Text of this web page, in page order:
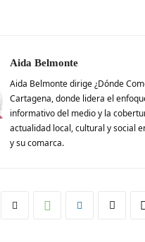
Aida Belmonte
Aida Belmonte dirige ¿Dónde
Cartagena, donde lidera el
informativo del medio y la
actualidad local, cultural y social
y su comarca.